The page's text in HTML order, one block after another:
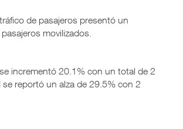
de pasajeros presentó un
movilizados.
incrementó 20.1% con un total de 2
reportó un alza de 29.5% con 2